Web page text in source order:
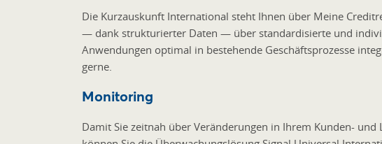
Die Kurzauskunft International steht Ihnen über Meine
— dank strukturierter Daten — über standardisierte und
Anwendungen optimal in bestehende Geschäftsprozesse
gerne.
Monitoring
Damit Sie zeitnah über Veränderungen in Ihrem Kunden-